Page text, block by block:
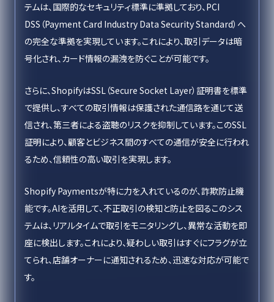
テムは、国際的なセキュリティ標準に準拠しており、PCI
DSS（Payment Card Industry Data Security Standard）へ
の完全な準拠を実現しています。これにより、取引データは暗
号化され、カード情報の漏洩を防ぐことが可能です。
さらに、ShopifyはSSL（Secure Socket Layer）証明書を標準
で提供し、すべての取引情報は保護された通信路を通じて送
信され、第三者による盗聴のリスクを抑制しています。このSSL
証明により、顧客とビジネス間のすべての通信が安全に行われ
るため、信頼性の高い取引を実現します。
Shopify Paymentsが特に力を入れているのが、詐欺防止機
能です。AIを活用して、不正取引の検知と防止を図るこのシス
テムは、リアルタイムで取引をモニタリングし、異常な活動を即
座に検出します。これにより、疑わしい取引はすぐにフラグが立
てられ、店舗オーナーに通知されるため、迅速な対応が可能で
す。